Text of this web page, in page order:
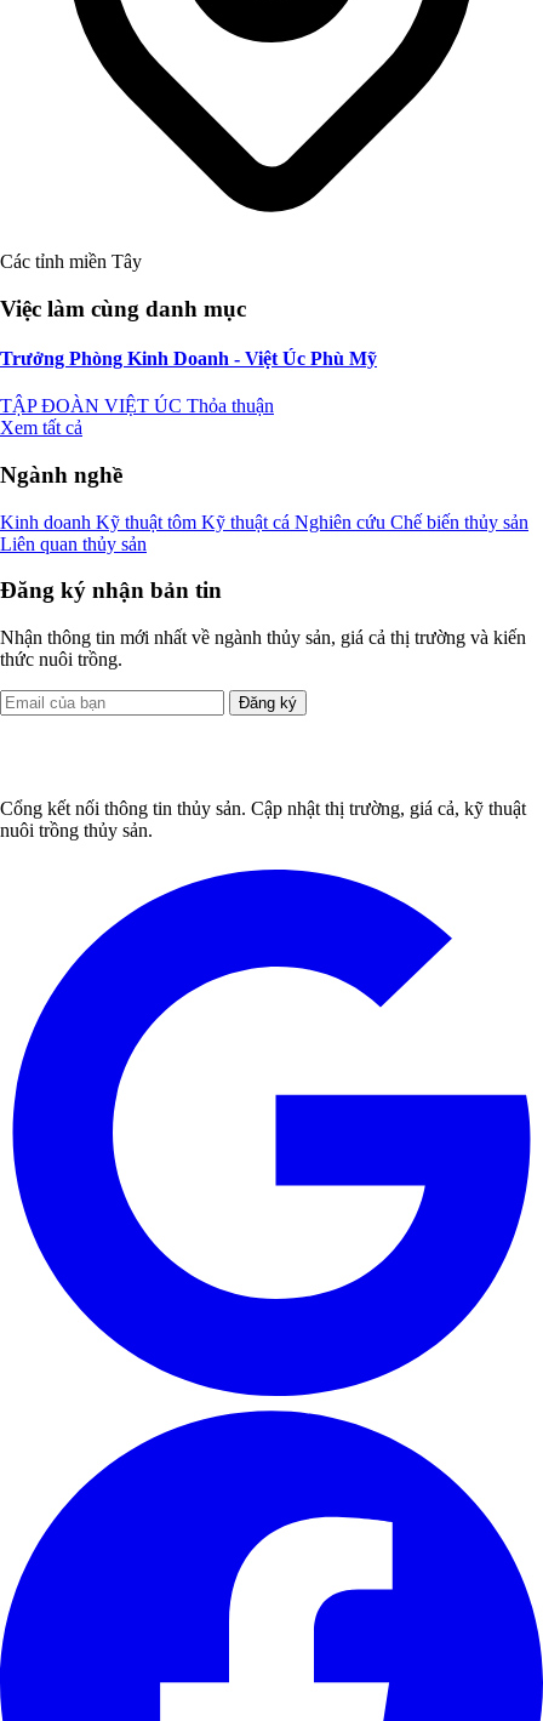
Các tỉnh miền Tây
Việc làm cùng danh mục
Trưởng Phòng Kinh Doanh - Việt Úc Phù Mỹ
TẬP ĐOÀN VIỆT ÚC Thỏa thuận
Xem tất cả
Ngành nghề
Kinh doanh Kỹ thuật tôm Kỹ thuật cá Nghiên cứu Chế biến thủy sản
Liên quan thủy sản
Đăng ký nhận bản tin
Nhận thông tin mới nhất về ngành thủy sản, giá cả thị trường và kiến
thức nuôi trồng.
Đăng ký
Cổng kết nối thông tin thủy sản. Cập nhật thị trường, giá cả, kỹ thuật
nuôi trồng thủy sản.